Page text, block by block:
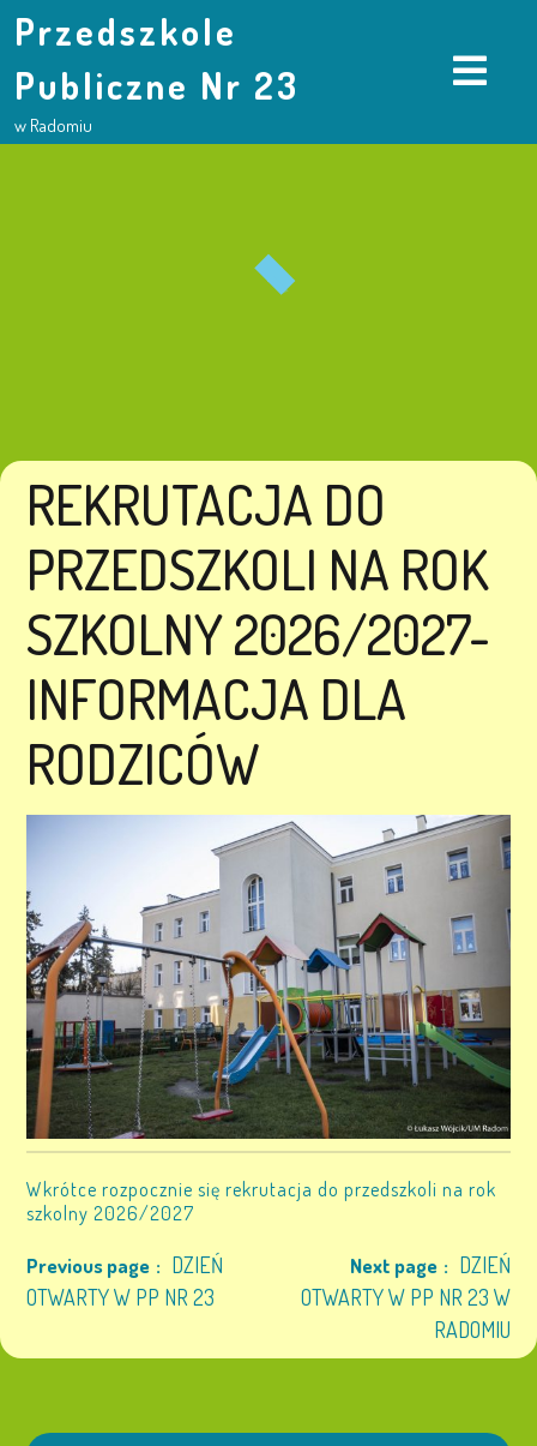
Przedszkole
Publiczne Nr 23
w Radomiu
REKRUTACJA DO
PRZEDSZKOLI NA ROK
SZKOLNY 2026/2027-
INFORMACJA DLA
RODZICÓW
Wkrótce rozpocznie się rekrutacja do przedszkoli na rok
szkolny 2026/2027
Previous page
DZIEŃ
OTWARTY W PP NR 23
Next page
DZIEŃ
OTWARTY W PP NR 23 W
RADOMIU